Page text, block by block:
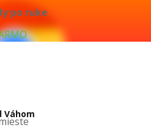
po ruke
Váhom